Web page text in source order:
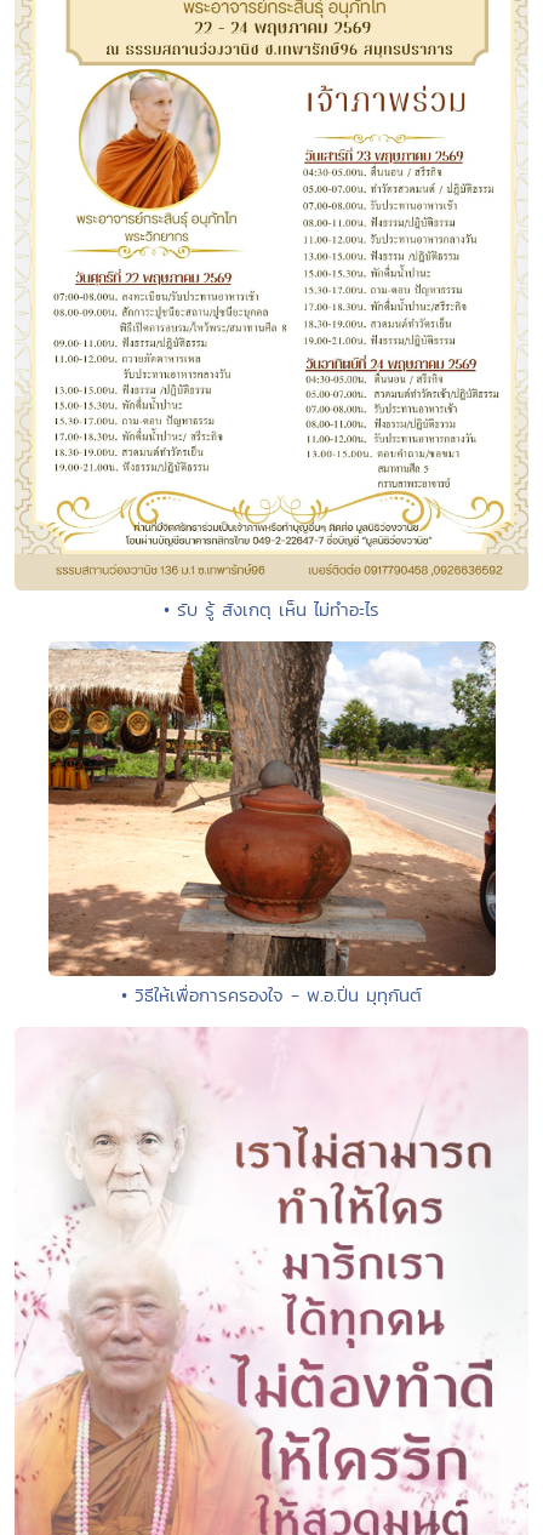
• รับ รู้ สังเกตุ เห็น ไม่ทำอะไร
• วิธีให้เพื่อการครองใจ - พ.อ.ปิ่น มุทุกันต์